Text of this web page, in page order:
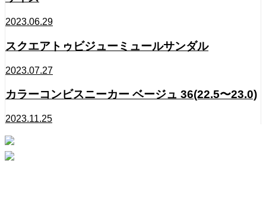
2023.06.29
スクエアトゥビジューミュールサンダル
2023.07.27
カラーコンビスニーカー ベージュ 36(22.5〜23.0)
2023.11.25